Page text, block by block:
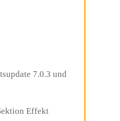
7.0.3 und
Effekt